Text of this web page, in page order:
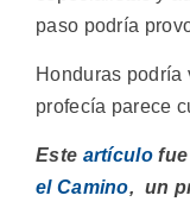
paso podría
Honduras podría
profecía parece
Este artículofue
el Camino, un